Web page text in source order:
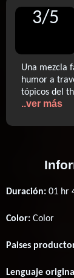
3/5
Una mezcla
humor a
tópicos del
..ver más
Duración: 01 hr
Color: Color
Paises
Lenguaje